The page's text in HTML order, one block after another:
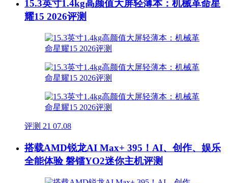
15.3英寸1.4kg高颜值大屏轻薄本：机械革命星
耀15 2026评测
评测 21 07.08
搭载AMD锐龙AI Max+ 395！AI、创作、娱乐
全能体验 磐镭YO2迷你主机评测